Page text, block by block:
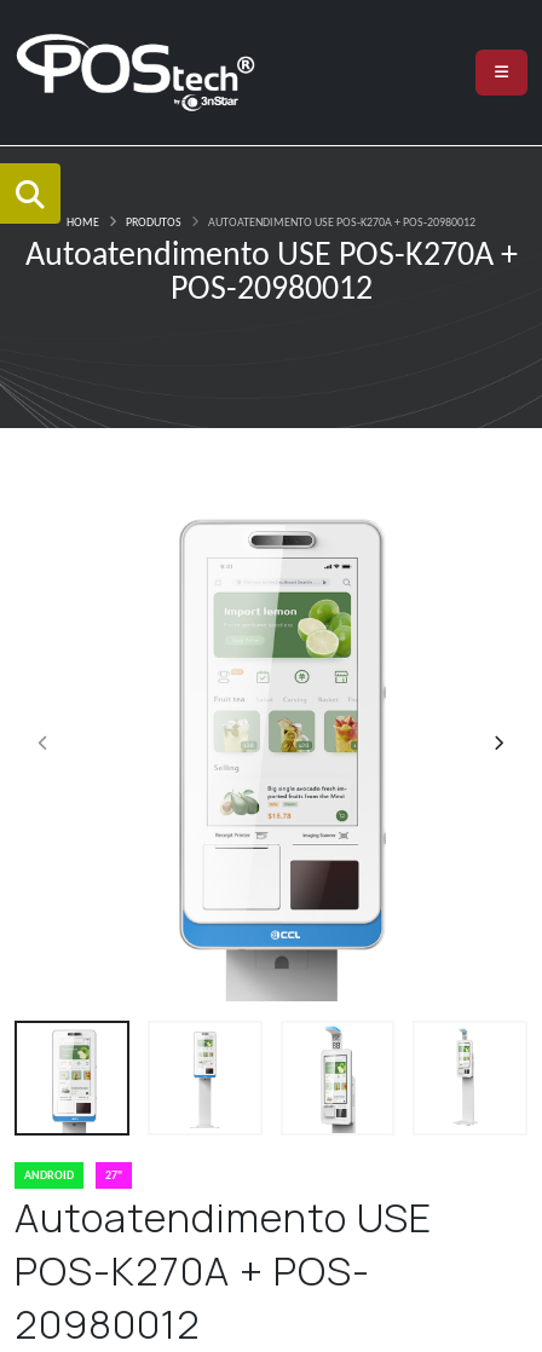
Autoatendimento USE POS-K270A +
POS-20980012
HOME PRODUTOS AUTOATENDIMENTO USE POS-K270A + POS-20980012
ANDROID 27"
Autoatendimento USE
POS-K270A + POS-
20980012